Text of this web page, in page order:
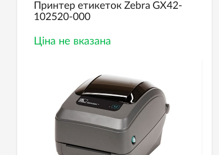
Принтер етикеток Zebra GX42-
102520-000
Ціна не вказана